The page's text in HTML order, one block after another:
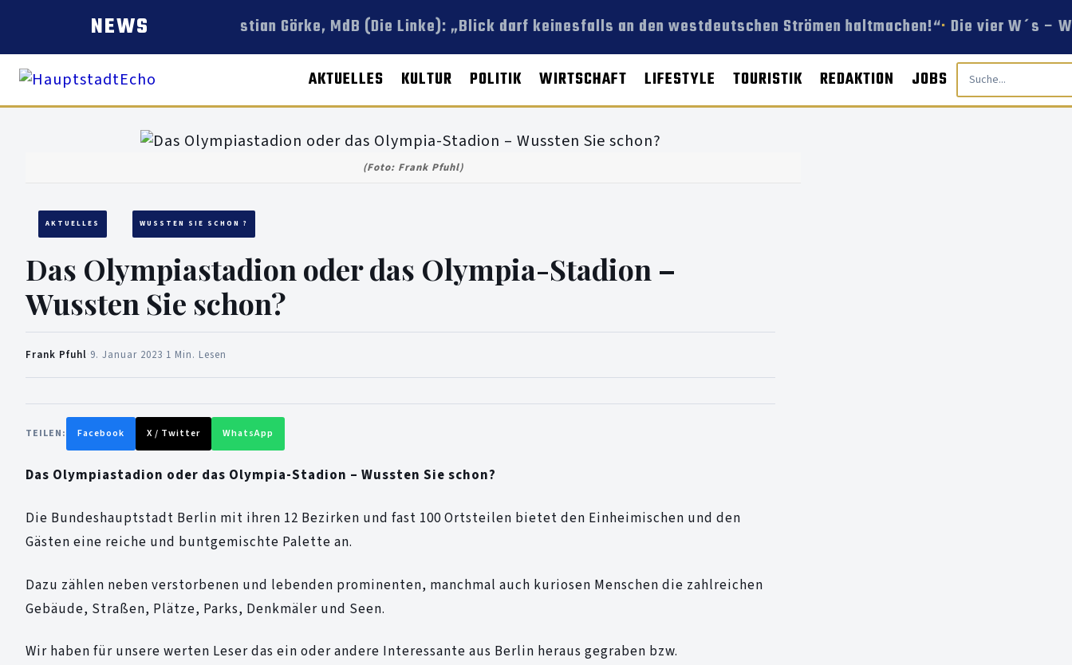
NEWS Christian Görke, MdB (Die Linke): „Blick darf keinesfalls an den westdeutschen Strömen haltmachen!“ Die vier W´s –
AKTUELLES KULTUR POLITIK WIRTSCHAFT LIFESTYLE TOURISTIK REDAKTION JOBS
(Foto: Frank Pfuhl)
AKTUELLES WUSSTEN SIE SCHON ?
Das Olympiastadion oder das Olympia-Stadion –
Wussten Sie schon?
Frank Pfuhl 9. Januar 2023 1 Min. Lesen
TEILEN: Facebook X / Twitter WhatsApp
Das Olympiastadion oder das Olympia-Stadion – Wussten Sie schon?
Die Bundeshauptstadt Berlin mit ihren 12 Bezirken und fast 100 Ortsteilen bietet den Einheimischen und den
Gästen eine reiche und buntgemischte Palette an.
Dazu zählen neben verstorbenen und lebenden prominenten, manchmal auch kuriosen Menschen die zahlreichen
Gebäude, Straßen, Plätze, Parks, Denkmäler und Seen.
Wir haben für unsere werten Leser das ein oder andere Interessante aus Berlin heraus gegraben bzw.